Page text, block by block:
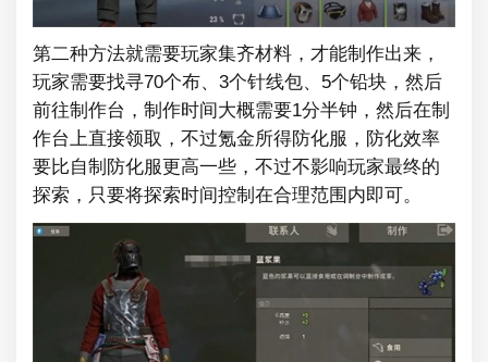
第二种方法就需要玩家集齐材料，才能制作出来，
玩家需要找寻70个布、3个针线包、5个铅块，然后
前往制作台，制作时间大概需要1分半钟，然后在制
作台上直接领取，不过氪金所得防化服，防化效率
要比自制防化服更高一些，不过不影响玩家最终的
探索，只要将探索时间控制在合理范围内即可。